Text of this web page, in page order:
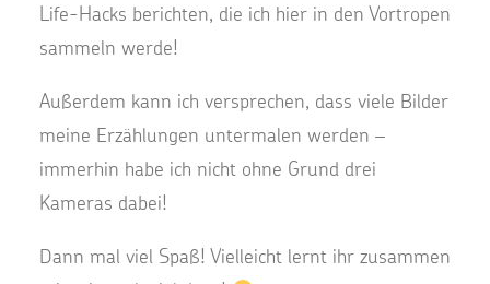
Life-Hacks berichten, die ich hier in den Vortropen
sammeln werde!
Außerdem kann ich versprechen, dass viele Bilder
meine Erzählungen untermalen werden –
immerhin habe ich nicht ohne Grund drei
Kameras dabei!
Dann mal viel Spaß! Vielleicht lernt ihr zusammen